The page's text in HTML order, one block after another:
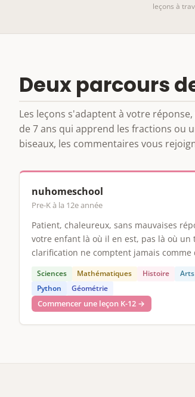
leçons à
Deux parcours
Les leçons s'adaptent à votre
de 7 ans qui apprend les fractions ou
biseaux, les commentaires vous
nuhomeschool
Pre-K à la 12e année
Patient, chaleureux, sans mauvaises
votre enfant là où il en est, pas là où
clarification ne comptent jamais comme
Sciences Mathématiques Histoire
Python
Géométrie
Commencer une leçon K-12 →